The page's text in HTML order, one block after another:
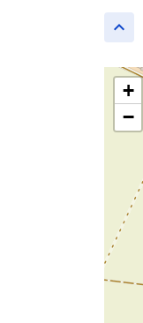
keyboard_arrow_up
+
−